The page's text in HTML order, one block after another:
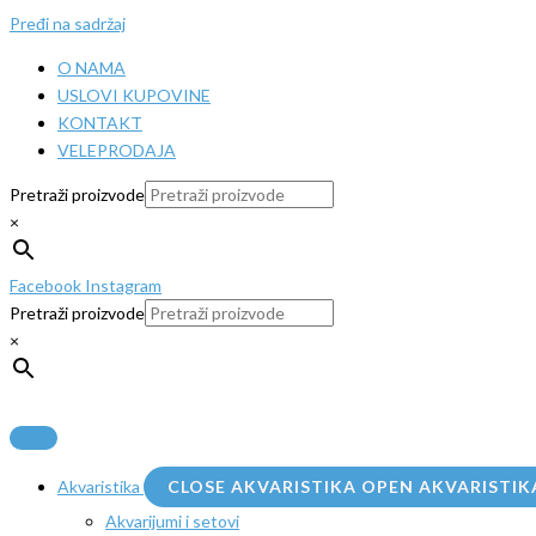
Pređi na sadržaj
O NAMA
USLOVI KUPOVINE
KONTAKT
VELEPRODAJA
Pretraži proizvode
×
Facebook Instagram
Pretraži proizvode
×
Akvaristika CLOSE AKVARISTIKA OPEN
Akvarijumi i setovi